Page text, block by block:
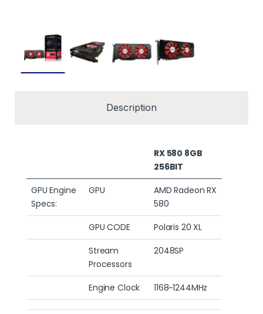
Description
RX 580 8GB
256BIT
GPU Engine
Specs:
GPU
AMD Radeon RX
580
GPU CODE
Polaris 20 XL
Stream
Processors
2048SP
Engine Clock 1168~1244MHz